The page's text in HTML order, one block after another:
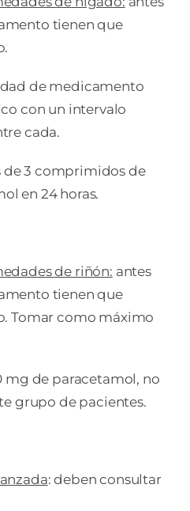
tienen que
de medicamento
con un intervalo
cada.
de 3 comprimidos de
en 24 horas.
de riñón: antes
tienen que
Tomar como máximo
mg de paracetamol, no
grupo de pacientes.
: deben consultar